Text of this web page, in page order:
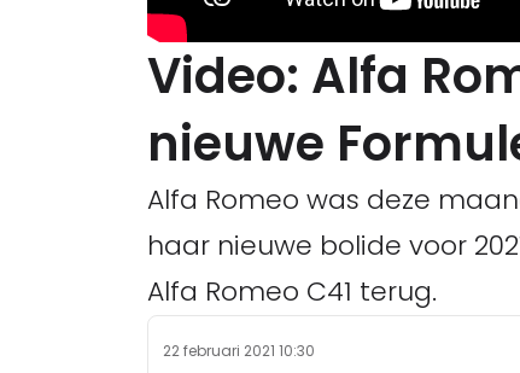
Video: Alfa
nieuwe
Alfa Romeo was deze
haar nieuwe bolide voor
Alfa Romeo C41 terug.
22 februari 2021 10:30